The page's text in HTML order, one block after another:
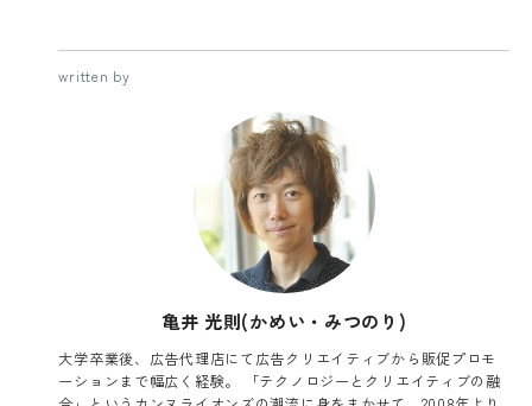
written by
亀井 光則(かめい・みつのり)
大学卒業後、広告代理店にて広告クリエイティブから販促プロモ
ーションまで幅広く経験。 「テクノロジーとクリエイティブの融